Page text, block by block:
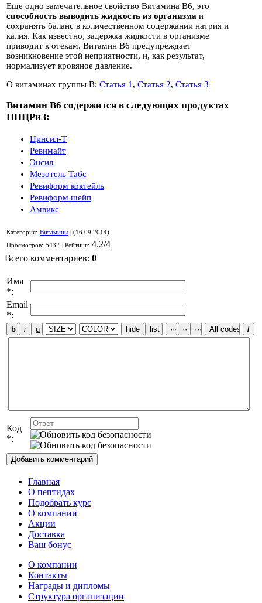
Еще одно замечательное свойство Витамина В6, это
способность выводить жидкость из организма и
сохранять баланс в количественном содержании натрия и
калия. Как известно, задержка жидкости в организме
приводит к отекам. Витамин В6 предупреждает
возникновение этой неприятности, и, как результат,
нормализует кровяное давление.
О витаминах группы В: Статья 1 , Статья 2, Статья 3
Витамин В6 содержится в следующих продуктах
НПЦРиЗ:
Цинсил-Т
Ревимайт
Энсил
Мезотель Табс
Ревиформ коктейль
Ревиформ шейп
Амвикс
Категория: Витамины | (16.09.2014)
Просмотров: 5432 | Рейтинг: 4.2/4
Всего комментариев: 0
Имя
*:
Email
*:
Код
*:
Главная
О пептидах
Подобрать курс
О компании
Акции
Доставка
Ваш бонус
О компании
Контакты
Награды и дипломы
Структура организации